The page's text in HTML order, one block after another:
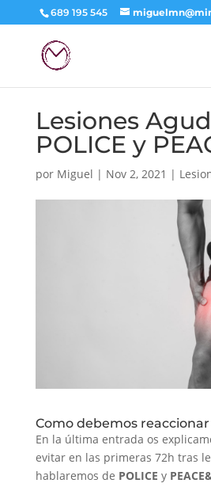
689 195 545
Lesiones
POLICE y
por Miguel | Nov 2, 2021 |
Como debemos
En la última entrada os
evitar en las primeras 72h tras
hablaremos de POLICE y